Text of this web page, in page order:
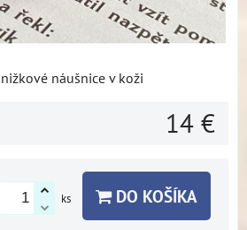
náušnice v koži
14 €
ks DO KOŠÍKA